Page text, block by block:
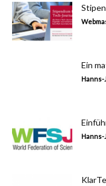
Ein
Hanns-
Hanns-